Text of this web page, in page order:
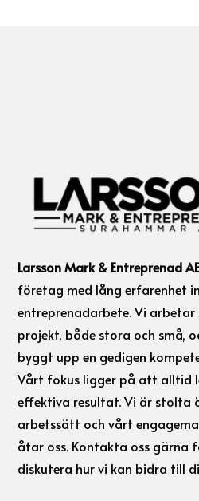
Larsson Mark & Entreprenad
företag med lång erfarenhet
entreprenadarbete. Vi
projekt, både stora och små,
byggt upp en gedigen
Vårt fokus ligger på att alltid
effektiva resultat. Vi är stolta
arbetssätt och vårt
åtar oss. Kontakta oss gärna
diskutera hur vi kan bidra till